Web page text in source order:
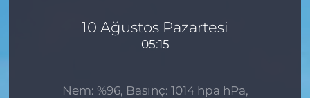
10 Ağustos Pazartesi
05:15
Nem: %96, Basınç: 1014 hpa hPa,